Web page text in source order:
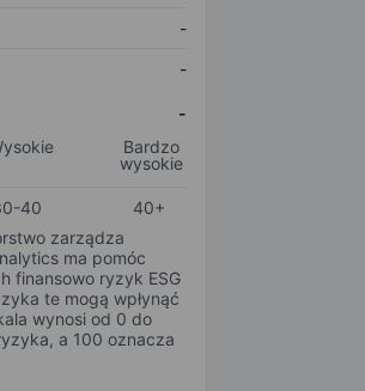
-
-
-
Bardzo
wysokie
40
40+
zarządza
ma pomóc
finansowo ryzyk ESG
te mogą wpłynąć
wynosi od 0 do
a 100 oznacza